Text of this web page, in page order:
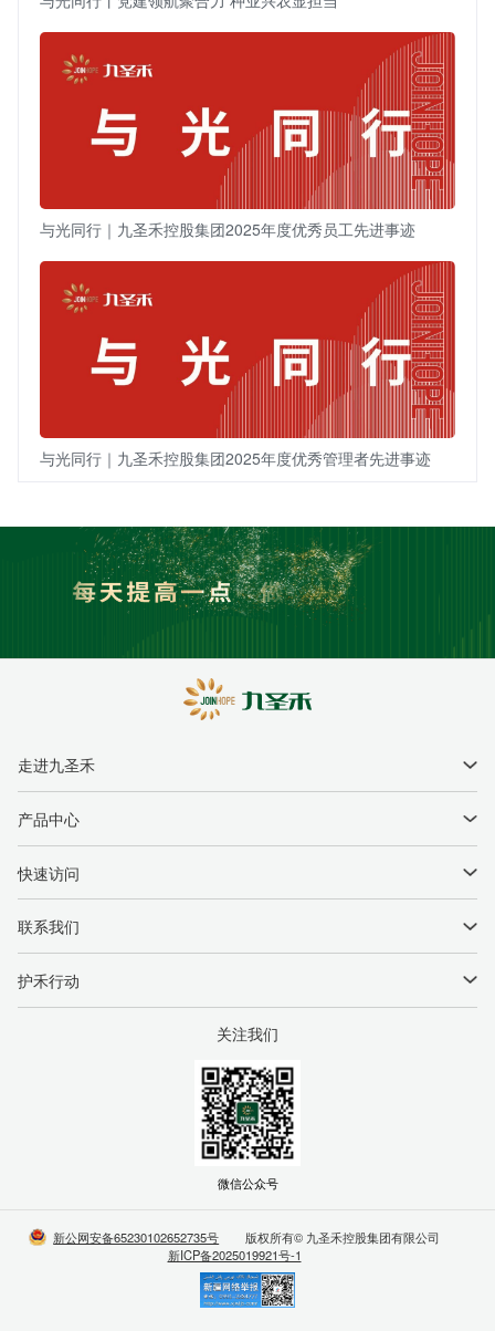
与光同行｜九圣禾控股集团2025年度优秀员工先进事迹
与光同行｜九圣禾控股集团2025年度优秀管理者先进事迹
走进九圣禾
企业简介
领导关怀
联系我们
产品中心
种子产品
农业综合服务
快速访问
新闻中心
商务中心
联系我们
公司电话：
公司邮箱： jshjt@jiuheseed.com
护禾行动
关注我们
微信公众号
新公网安备65230102652735号
版权所有© 九圣禾控股集团有限公司
新ICP备2025019921号-1